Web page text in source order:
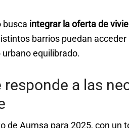
busca integrar la oferta de
barrios puedan
equilibrado.
a las
de Aumsa para 2025, con un